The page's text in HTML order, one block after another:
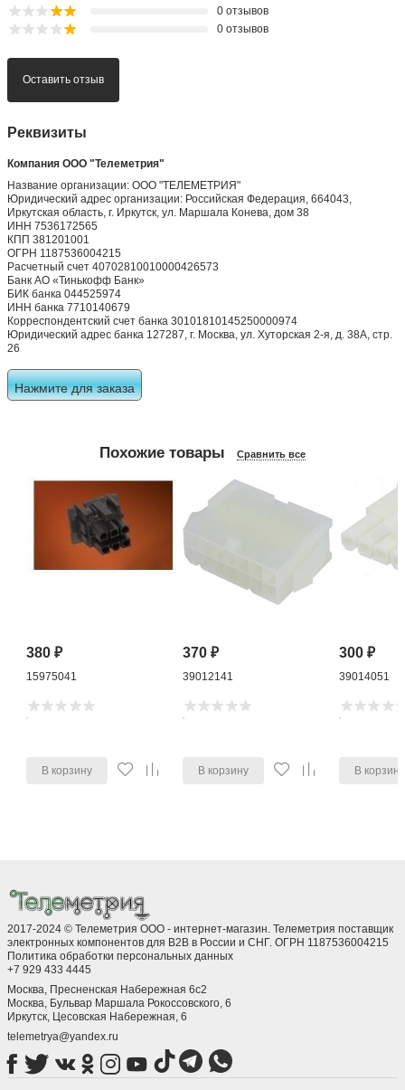
0 отзывов
0 отзывов
Оставить отзыв
Реквизиты
Компания ООО "Телеметрия"
Название организации: ООО "ТЕЛЕМЕТРИЯ"
Юридический адрес организации: Российская Федерация, 664043,
Иркутская область, г. Иркутск, ул. Маршала Конева, дом 38
ИНН 7536172565
КПП 381201001
ОГРН 1187536004215
Расчетный счет 40702810010000426573
Банк АО «Тинькофф Банк»
БИК банка 044525974
ИНН банка 7710140679
Корреспондентский счет банка 30101810145250000974
Юридический адрес банка 127287, г. Москва, ул. Хуторская 2-я, д. 38А, стр.
26
Нажмите для заказа
Похожие товары Сравнить все
380₽
15975041
В корзину
370₽
39012141
В корзину
300₽
39014051
В корзину
2017-2024 © Телеметрия ООО - интернет-магазин. Телеметрия поставщик
электронных компонентов для B2B в России и СНГ. ОГРН 1187536004215
Политика обработки персональных данных
+7 929 433 4445
Москва, Пресненская Набережная 6с2
Москва, ​Бульвар Маршала Рокоссовского, 6
Иркутск, ​Цесовская Набережная, 6
telemetrya@yandex.ru